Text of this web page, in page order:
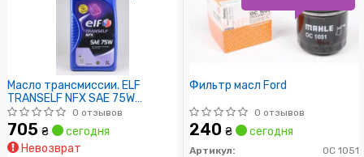
Масло трансмиссии. ELF
TRANSELF NFX SAE 75W
(Канистра 1л)0 отзывов
705 ₴
сегодня
Невозврат
Фильтр масл Ford
0 отзывов
240 ₴ сегодня
Артикул:
OC 1051